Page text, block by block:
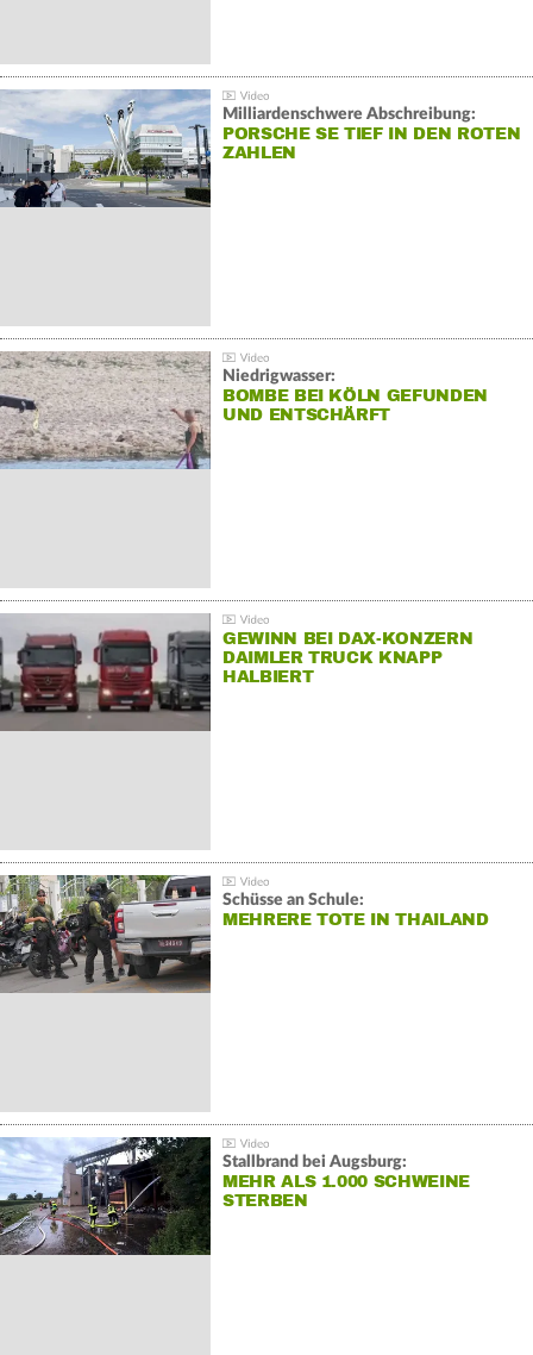
Milliardenschwere Abschreibung:
PORSCHE SE TIEF IN DEN ROTEN
ZAHLEN
Niedrigwasser:
BOMBE BEI KÖLN GEFUNDEN
UND ENTSCHÄRFT
GEWINN BEI DAX-KONZERN
DAIMLER TRUCK KNAPP
HALBIERT
Schüsse an Schule:
MEHRERE TOTE IN THAILAND
Stallbrand bei Augsburg:
MEHR ALS 1.000 SCHWEINE
STERBEN